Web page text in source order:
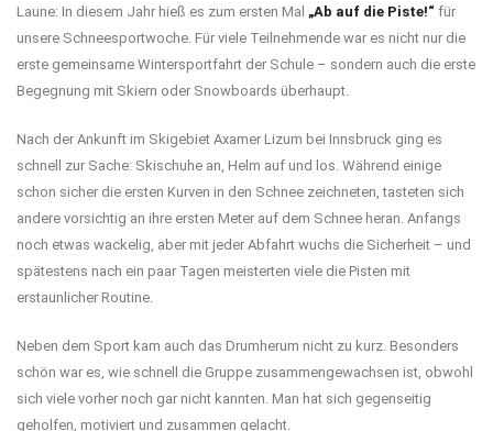
Laune: In diesem Jahr hieß es zum ersten Mal „Ab auf die Piste!“ für
unsere Schneesportwoche. Für viele Teilnehmende war es nicht nur die
erste gemeinsame Wintersportfahrt der Schule – sondern auch die erste
Begegnung mit Skiern oder Snowboards überhaupt.
Nach der Ankunft im Skigebiet Axamer Lizum bei Innsbruck ging es
schnell zur Sache: Skischuhe an, Helm auf und los. Während einige
schon sicher die ersten Kurven in den Schnee zeichneten, tasteten sich
andere vorsichtig an ihre ersten Meter auf dem Schnee heran. Anfangs
noch etwas wackelig, aber mit jeder Abfahrt wuchs die Sicherheit – und
spätestens nach ein paar Tagen meisterten viele die Pisten mit
erstaunlicher Routine.
Neben dem Sport kam auch das Drumherum nicht zu kurz. Besonders
schön war es, wie schnell die Gruppe zusammengewachsen ist, obwohl
sich viele vorher noch gar nicht kannten. Man hat sich gegenseitig
geholfen, motiviert und zusammen gelacht.